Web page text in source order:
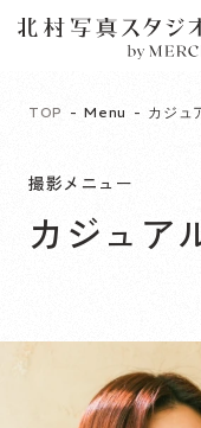
TOP Menu カジュ
撮影メニュー
カジュア